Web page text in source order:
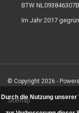
BTW
Im Jahr 2017
© Copyright 2026 -
Sitemap
Durch die Nutzung